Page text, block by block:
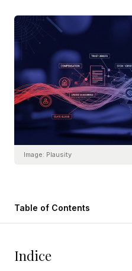
Image: Plausity
Table of Contents
Indice